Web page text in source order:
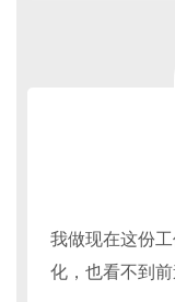
我做现在这份
化，也看不到前